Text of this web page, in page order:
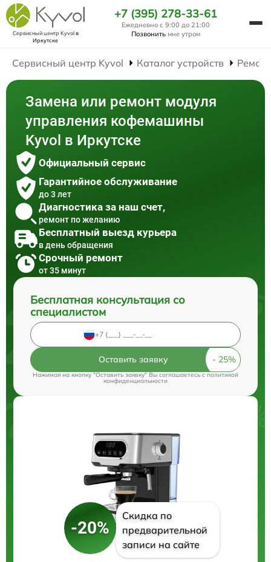
Сервисный центр Kyvolв
Иркутске
+7 (395) 278-33-61
Ежедневно с 9:00 до 21:00
Позвонить мне утром
Сервисный центр Kyvol Каталог устройств
Замена или ремонт модуля
управления кофемашины
Kyvol в Иркутске
Официальный сервис
Гарантийное обслуживание
до 3 лет
Диагностика за наш счет,
ремонт по желанию
Бесплатный выезд курьера
в день обращения
Срочный ремонт
от 35 минут
Бесплатная консультация со
специалистом
Оставить заявку
Нажимая на кнопку "Оставить заявку" Вы соглашаетесь cполитикой
конфиденциальности
-20%
Скидка по
предварительной
записи на сайте